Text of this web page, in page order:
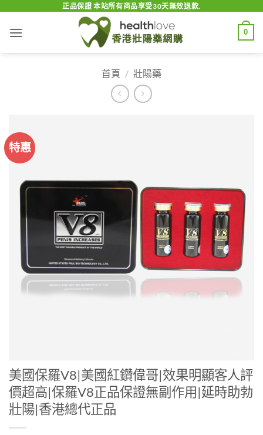
content
正品保證 本站所有商品享受30天無效退款.
0
首頁 / 壯陽藥
特惠
美國保羅V8|美國紅鑽偉哥|效果明顯客人評
價超高|保羅V8正品保證無副作用|延時助勃
壯陽|香港總代正品